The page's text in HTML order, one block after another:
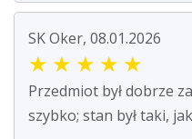
SK Oker, 08.01.2026
★ ★ ★ ★ ★
Przedmiot był dobrze
szybko; stan był taki,